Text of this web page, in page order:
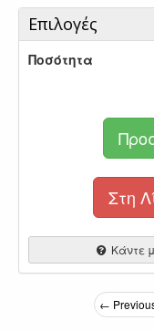
Επιλογές
Ποσότητα
Στη
Κάντε
←